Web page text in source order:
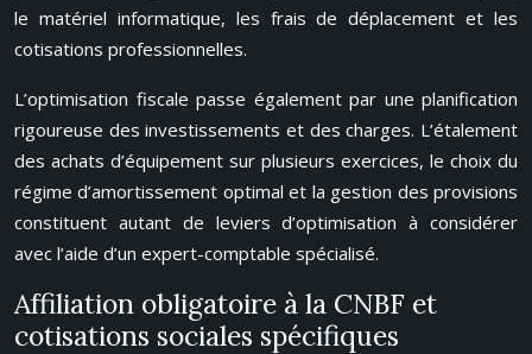
le matériel informatique, les frais de déplacement et les
cotisations professionnelles.
L’optimisation fiscale passe également par une planification
rigoureuse des investissements et des charges. L’étalement
des achats d’équipement sur plusieurs exercices, le choix du
régime d’amortissement optimal et la gestion des provisions
constituent autant de leviers d’optimisation à considérer
avec l’aide d’un expert-comptable spécialisé.
Affiliation obligatoire à la CNBF et
cotisations sociales spécifiques